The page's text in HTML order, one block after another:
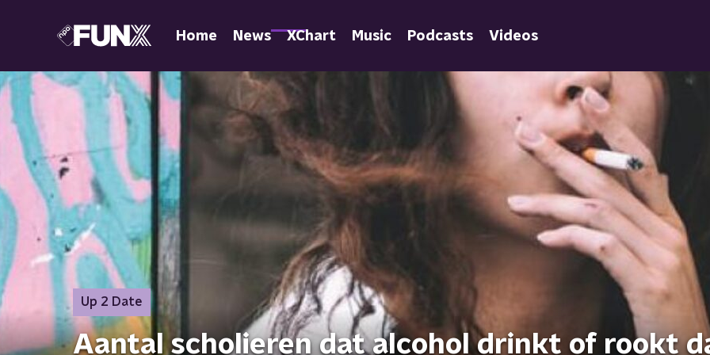
Home News XChart Music Podcasts Videos
Up 2 Date
Aantal scholieren dat alcohol drinkt of rookt